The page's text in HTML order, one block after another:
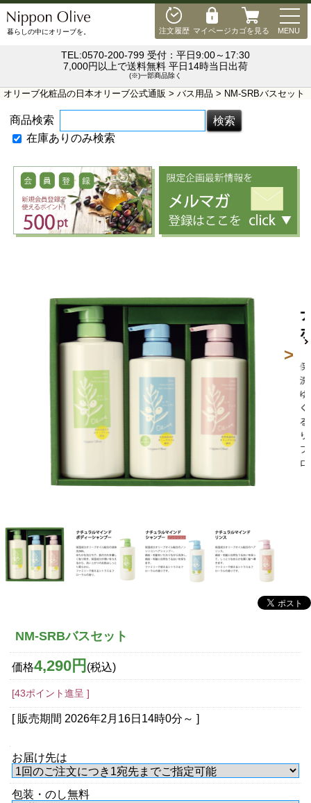
注文履歴 マイページカゴを見る MENU
暮らしの中にオリーブを。
TEL:0570-200-799 受付：平日9:00～17:30
7,000円以上で送料無料 平日14時当日出荷
(※)一部商品除く
オリーブ化粧品の日本オリーブ公式通販 > バス用品 > NM-SRBバスセット
商品検索
在庫ありのみ検索
NM-SRBバスセット
価格4,290円 (税込)
[43ポイント進呈 ]
[ 販売期間 2026年2月16日14時0分 ～ ]
お届け先は
包装・のし無料